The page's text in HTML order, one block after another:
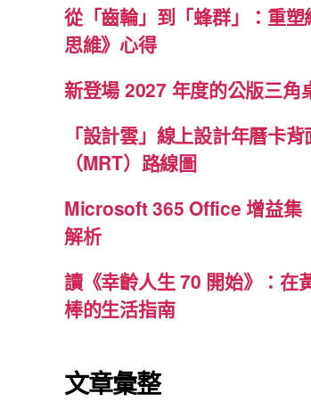
從「齒輪」到「蜂群」：重
思維》心得
新登場 2027 年度的公版三角
「設計雲」線上設計年曆卡
（MRT）路線圖
Microsoft 365 Office 增益集
解析
讀《幸齡人生 70 開始》：在
棒的生活指南
文章彙整